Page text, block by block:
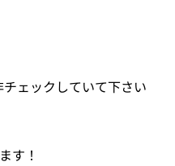
ェックしていて下さい
す！